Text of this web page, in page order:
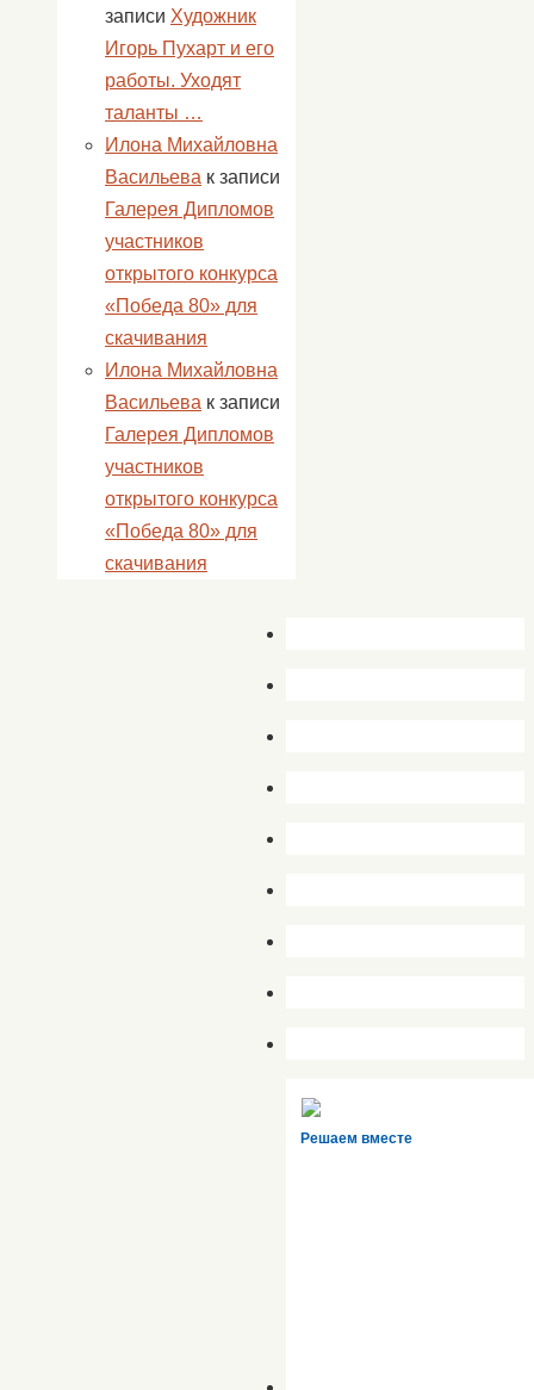
записи Художник
Игорь Пухарт и его
работы. Уходят
таланты …
Илона Михайловна
Васильева к записи
Галерея Дипломов
участников
открытого конкурса
«Победа 80» для
скачивания
Илона Михайловна
Васильева к записи
Галерея Дипломов
участников
открытого конкурса
«Победа 80» для
скачивания
Решаем вместе